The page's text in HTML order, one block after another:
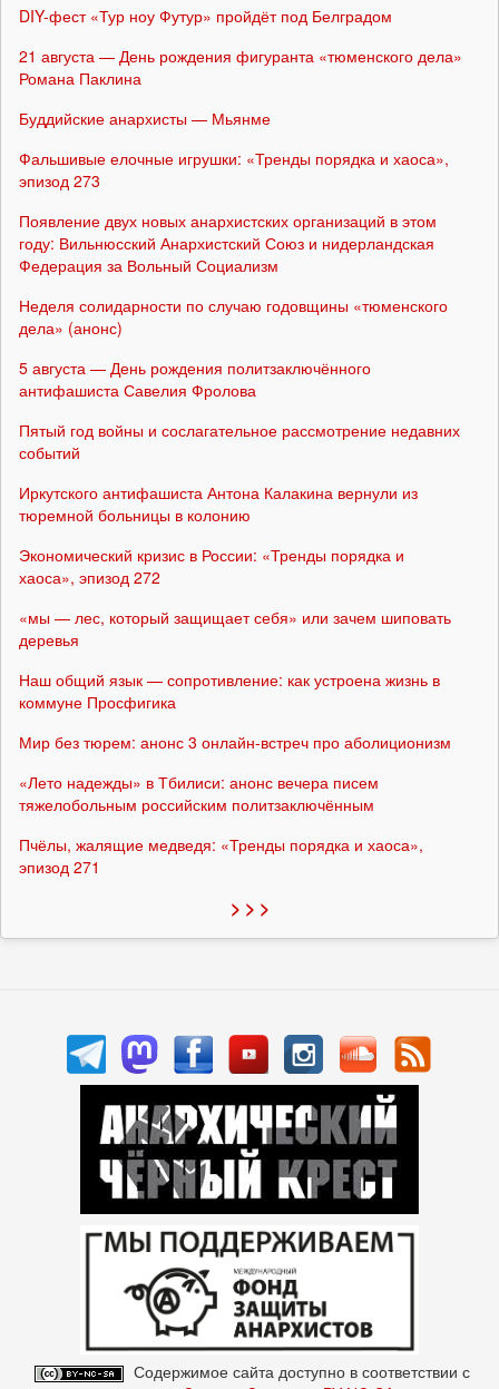
DIY-фест «Тур ноу Футур» пройдёт под Белградом
21 августа — День рождения фигуранта «тюменского дела»
Романа Паклина
Буддийские анархисты — Мьянме
Фальшивые елочные игрушки: «Тренды порядка и хаоса»,
эпизод 273
Появление двух новых анархистских организаций в этом
году: Вильнюсский Анархистский Союз и нидерландская
Федерация за Вольный Социализм
Неделя солидарности по случаю годовщины «тюменского
дела» (анонс)
5 августа — День рождения политзаключённого
антифашиста Савелия Фролова
Пятый год войны и сослагательное рассмотрение недавних
событий
Иркутского антифашиста Антона Калакина вернули из
тюремной больницы в колонию
Экономический кризис в России: «Тренды порядка и
хаоса», эпизод 272
«мы — лес, который защищает себя» или зачем шиповать
деревья
Наш общий язык — сопротивление: как устроена жизнь в
коммуне Просфигика
Мир без тюрем: анонс 3 онлайн-встреч про аболиционизм
«Лето надежды» в Тбилиси: анонс вечера писем
тяжелобольным российским политзаключённым
Пчёлы, жалящие медведя: «Тренды порядка и хаоса»,
эпизод 271
> > >
Содержимое сайта доступно в соответствии с